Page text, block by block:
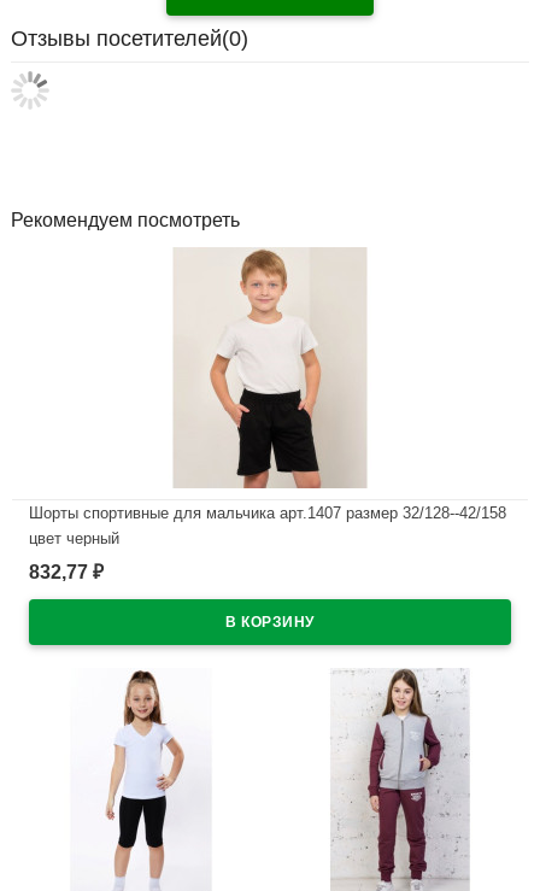
Отзывы посетителей(0)
Рекомендуем посмотреть
Шорты спортивные для мальчика арт.1407 размер 32/128--42/158
цвет черный
В наличии
832,77 ₽